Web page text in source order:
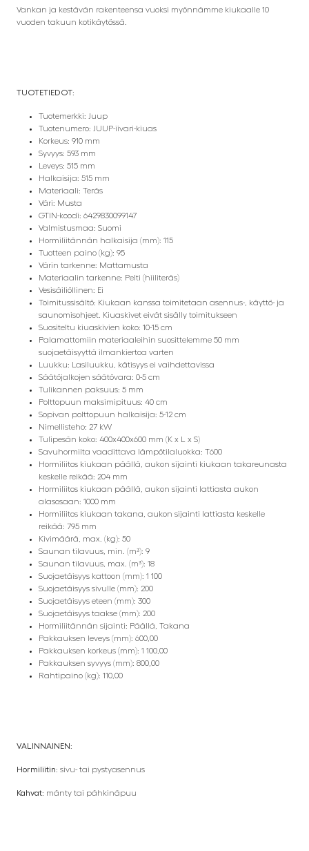
Vankan ja kestävän rakenteensa vuoksi myönnämme kiukaalle 10
vuoden takuun kotikäytössä.
TUOTETIEDOT:
Tuotemerkki: Juup
Tuotenumero: JUUP-iivari-kiuas
Korkeus: 910 mm
Syvyys: 593 mm
Leveys: 515 mm
Halkaisija: 515 mm
Materiaali: Teräs
Väri: Musta
GTIN-koodi: 6429830099147
Valmistusmaa: Suomi
Hormiliitännän halkaisija (mm): 115
Tuotteen paino (kg): 95
Värin tarkenne: Mattamusta
Materiaalin tarkenne: Pelti (hiiliteräs)
Vesisäiliöllinen: Ei
Toimitussisältö: Kiukaan kanssa toimitetaan asennus-, käyttö- ja
saunomisohjeet. Kiuaskivet eivät sisälly toimitukseen
Suositeltu kiuaskivien koko: 10-15 cm
Palamattomiin materiaaleihin suosittelemme 50 mm
suojaetäisyyttä ilmankiertoa varten
Luukku: Lasiluukku, kätisyys ei vaihdettavissa
Säätöjalkojen säätövara: 0-5 cm
Tulikannen paksuus: 5 mm
Polttopuun maksimipituus: 40 cm
Sopivan polttopuun halkaisija: 5-12 cm
Nimellisteho: 27 kW
Tulipesän koko: 400x400x600 mm (K x L x S)
Savuhormilta vaadittava lämpötilaluokka: T600
Hormiliitos kiukaan päällä, aukon sijainti kiukaan takareunasta
keskelle reikää: 204 mm
Hormiliitos kiukaan päällä, aukon sijainti lattiasta aukon
alasosaan: 1000 mm
Hormiliitos kiukaan takana, aukon sijainti lattiasta keskelle
reikää: 795 mm
Kivimäärä, max. (kg): 50
Saunan tilavuus, min. (m³): 9
Saunan tilavuus, max. (m³): 18
Suojaetäisyys kattoon (mm): 1 100
Suojaetäisyys sivulle (mm): 200
Suojaetäisyys eteen (mm): 300
Suojaetäisyys taakse (mm): 200
Hormiliitännän sijainti: Päällä, Takana
Pakkauksen leveys (mm): 600,00
Pakkauksen korkeus (mm): 1 100,00
Pakkauksen syvyys (mm): 800,00
Rahtipaino (kg): 110,00
VALINNAINEN:
Hormiliitin: sivu- tai pystyasennus
Kahvat: mänty tai pähkinäpuu